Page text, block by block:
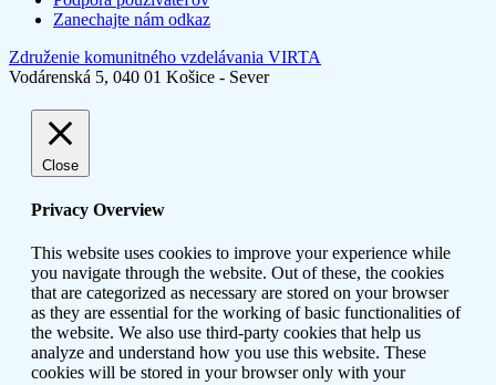
Zanechajte nám odkaz
Združenie komunitného vzdelávania VIRTA
Vodárenská 5, 040 01 Košice - Sever
Close
Privacy Overview
This website uses cookies to improve your experience while
you navigate through the website. Out of these, the cookies
that are categorized as necessary are stored on your browser
as they are essential for the working of basic functionalities of
the website. We also use third-party cookies that help us
analyze and understand how you use this website. These
cookies will be stored in your browser only with your